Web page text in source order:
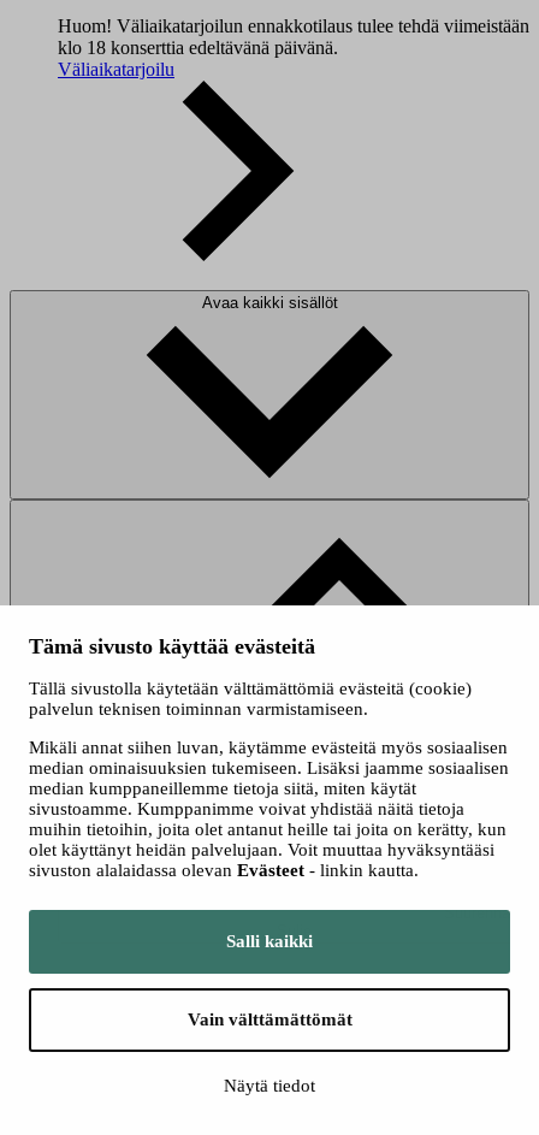
Tämä sivusto käyttää evästeitä
Tällä sivustolla käytetään välttämättömiä evästeitä (cookie)
palvelun teknisen toiminnan varmistamiseen.
Mikäli annat siihen luvan, käytämme evästeitä myös sosiaalisen
median ominaisuuksien tukemiseen. Lisäksi jaamme sosiaalisen
median kumppaneillemme tietoja siitä, miten käytät
sivustoamme. Kumppanimme voivat yhdistää näitä tietoja
muihin tietoihin, joita olet antanut heille tai joita on kerätty, kun
olet käyttänyt heidän palvelujaan. Voit muuttaa hyväksyntääsi
sivuston alalaidassa olevan Evästeet - linkin kautta.
Salli kaikki
Vain välttämättömät
Näytä tiedot
Huom! Väliaikatarjoilun ennakkotilaus tulee tehdä viimeistään
klo 18 konserttia edeltävänä päivänä.
Väliaikatarjoilu
Avaa kaikki sisällöt
Suurenna
Sulje
on ollut the Bournemouth Symphony
esiintynyt BBC Proms -konserteissa ja Lontoon Barbican